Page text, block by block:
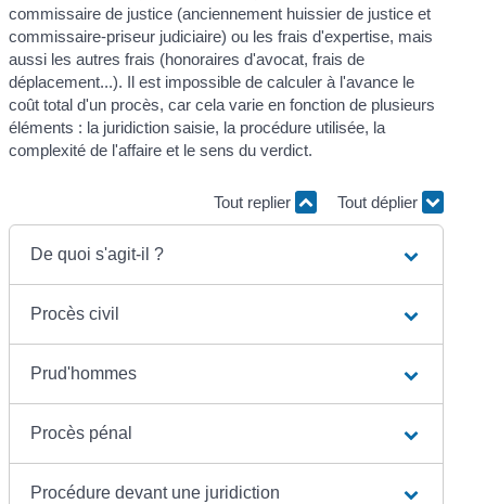
commissaire de justice (anciennement huissier de justice et
commissaire-priseur judiciaire) ou les frais d'expertise, mais
aussi les autres frais (honoraires d'avocat, frais de
déplacement...). Il est impossible de calculer à l'avance le
coût total d'un procès, car cela varie en fonction de plusieurs
éléments : la juridiction saisie, la procédure utilisée, la
complexité de l'affaire et le sens du verdict.
Tout replier Tout déplier
De quoi s'agit-il ?
Procès civil
Prud'hommes
Procès pénal
Procédure devant une juridiction